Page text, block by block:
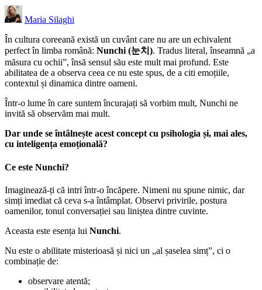
Posted
by
Maria Silaghi
În cultura coreeană există un cuvânt care nu are un echivalent
perfect în limba română: Nunchi (눈치). Tradus literal, înseamnă „a
măsura cu ochii”, însă sensul său este mult mai profund. Este
abilitatea de a observa ceea ce nu este spus, de a citi emoțiile,
contextul și dinamica dintre oameni.
Într-o lume în care suntem încurajați să vorbim mult, Nunchi ne
invită să observăm mai mult.
Dar unde se întâlnește acest concept cu psihologia și, mai ales,
cu inteligența emoțională?
Ce este Nunchi?
Imaginează-ți că intri într-o încăpere. Nimeni nu spune nimic, dar
simți imediat că ceva s-a întâmplat. Observi privirile, postura
oamenilor, tonul conversației sau liniștea dintre cuvinte.
Aceasta este esența lui Nunchi.
Nu este o abilitate misterioasă și nici un „al șaselea simț”, ci o
combinație de:
observare atentă;